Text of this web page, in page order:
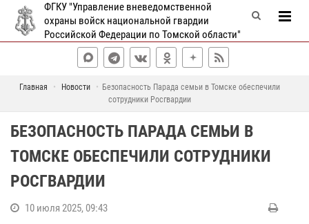
ФГКУ "Управление вневедомственной
охраны войск национальной гвардии
Российской Федерации по Томской области"
Главная Новости
Безопасность Парада семьи в Томске обеспечили
сотрудники Росгвардии
БЕЗОПАСНОСТЬ ПАРАДА СЕМЬИ В
ТОМСКЕ ОБЕСПЕЧИЛИ СОТРУДНИКИ
РОСГВАРДИИ
10 июля 2025, 09:43